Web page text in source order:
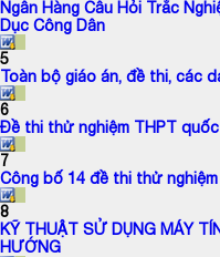
Ngân Hàng Câu Hỏi Trắc
Dục Công Dân
5
Toàn bộ giáo án, đề thi, các
6
Đề thi thử nghiệm THPT
7
Công bố 14 đề thi thử
8
KỸ THUẬT SỬ DỤNG MÁY
HƯỚNG